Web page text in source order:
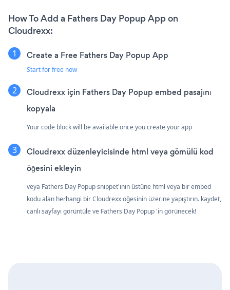
How To Add a Fathers Day Popup App on
Cloudrexx:
Create a Free Fathers Day Popup App
Start for free now
Cloudrexx için Fathers Day Popup embed pasajını
kopyala
Your code block will be available once you create your app
Cloudrexx düzenleyicisinde html veya gömülü kod
öğesini ekleyin
veya Fathers Day Popup snippet'inin üstüne html veya bir embed
kodu alan herhangi bir Cloudrexx öğesinin üzerine yapıştırın. kaydet,
canlı sayfayı görüntüle ve Fathers Day Popup 'in görünecek!